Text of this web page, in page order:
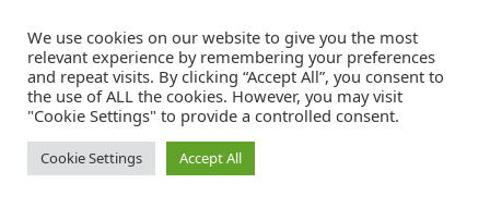
dargestellt, damit keine eindeutige Zuordnung
möglich ist.
Standort: Über die IP-Adresse kann das Land und Ihr
ungefährer Standort bestimmt werden. Diesen
Vorgang bezeichnet man auch als IP-
Standortbestimmung.
We use cookies on our website to give you the most
relevant experience by remembering your preferences
and repeat visits. By clicking “Accept All”, you consent to
the use of ALL the cookies. However, you may visit
"Cookie Settings" to provide a controlled consent.
Cookie Settings Accept All